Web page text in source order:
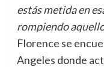
estás metida en
rompiendo
Florence se
Angeles donde